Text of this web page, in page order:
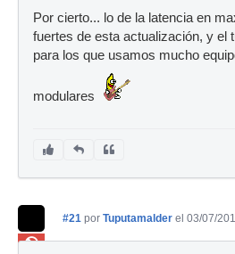
Por cierto... lo de la latencia en
fuertes de esta actualización, y el
para los que usamos mucho
modulares
#21 por Tuputamalder el 03/07/